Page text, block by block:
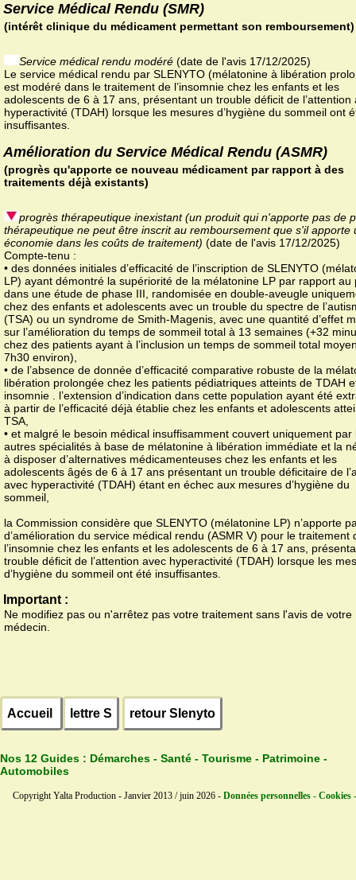
Service Médical Rendu (SMR)
(intérêt clinique du médicament permettant son remboursement)
Service médical rendu modéré (date de l'avis 17/12/2025)
Le service médical rendu par SLENYTO (mélatonine à libération
est modéré dans le traitement de l’insomnie chez les enfants et les
adolescents de 6 à 17 ans, présentant un trouble déficit de l’attention
hyperactivité (TDAH) lorsque les mesures d’hygiène du sommeil ont
insuffisantes.
Amélioration du Service Médical Rendu (ASMR)
(progrès qu'apporte ce nouveau médicament par rapport à des
traitements déjà existants)
progrès thérapeutique inexistant (un produit qui n'apporte pas de
thérapeutique ne peut être inscrit au remboursement que s'il apporte
économie dans les coûts de traitement) (date de l'avis 17/12/2025)
Compte-tenu :
• des données initiales d’efficacité de l’inscription de SLENYTO
LP) ayant démontré la supériorité de la mélatonine LP par rapport au
dans une étude de phase III, randomisée en double-aveugle
chez des enfants et adolescents avec un trouble du spectre de
(TSA) ou un syndrome de Smith-Magenis, avec une quantité d’effet
sur l’amélioration du temps de sommeil total à 13 semaines (+32
chez des patients ayant à l’inclusion un temps de sommeil total
7h30 environ),
• de l’absence de donnée d’efficacité comparative robuste de la
libération prolongée chez les patients pédiatriques atteints de TDAH
insomnie . l’extension d’indication dans cette population ayant été
à partir de l’efficacité déjà établie chez les enfants et adolescents
TSA,
• et malgré le besoin médical insuffisamment couvert uniquement par
autres spécialités à base de mélatonine à libération immédiate et la
à disposer d’alternatives médicamenteuses chez les enfants et les
adolescents âgés de 6 à 17 ans présentant un trouble déficitaire de
avec hyperactivité (TDAH) étant en échec aux mesures d’hygiène du
sommeil,
la Commission considère que SLENYTO (mélatonine LP) n’apporte
d’amélioration du service médical rendu (ASMR V) pour le traitement
l’insomnie chez les enfants et les adolescents de 6 à 17 ans,
trouble déficit de l’attention avec hyperactivité (TDAH) lorsque les
d’hygiène du sommeil ont été insuffisantes.
Important :
Ne modifiez pas ou n'arrêtez pas votre traitement sans l'avis de votre
médecin.
Accueil lettre S retour Slenyto
Nos 12 Guides : Démarches - Santé - Tourisme - Patrimoine -
Automobiles
Copyright Yalta Production - Janvier 2013 / juin 2026 - Données personnelles - Cookies